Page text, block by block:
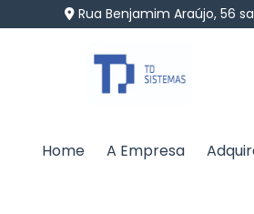
Rua Benjamim Araújo, 56
Home A Empresa
Dieta